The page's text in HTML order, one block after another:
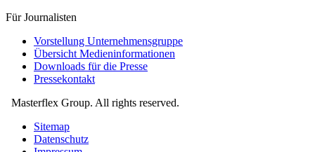
Für Journalisten
Vorstellung Unternehmensgruppe
Übersicht Medieninformationen
Downloads für die Presse
Pressekontakt
Masterflex Group. All rights reserved.
Sitemap
Datenschutz